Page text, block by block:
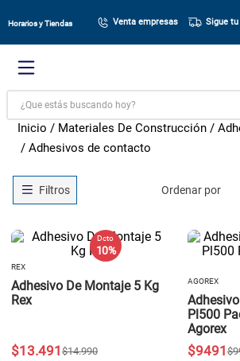
Horarios y Tiendas Venta empresas Sigue tu
¿Que estás buscando hoy?
Materiales De Construcción
Adhesivos de contacto
Ordenar por
Dcto
10 %
REX
Adhesivo De Montaje 5 Kg
Rex
$14.990
$13.491
AGOREX
Pl500
Agorex
$
$9491